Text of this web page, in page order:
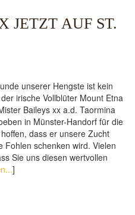
JETZT AUF ST.
unserer Hengste ist kein
irische Vollblüter Mount Etna
Baileys xx a.d. Taormina
in Münster-Handorf für die
dass er unsere Zucht
Fohlen schenken wird. Vielen
Sie uns diesen wertvollen
]